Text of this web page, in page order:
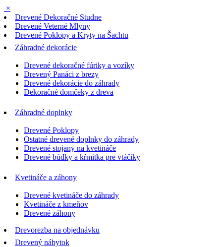
×
Drevené Dekoračné Studne
Drevené Veterné Mlyny
Drevené Poklopy a Kryty na Šachtu
Záhradné dekorácie
Drevené dekoračné fúriky a vozíky
Drevený Panáci z brezy
Drevené dekorácie do záhrady
Dekoračné domčeky z dreva
Záhradné doplnky
Drevené Poklopy
Ostatné drevené doplnky do záhrady
Drevené stojany na kvetináče
Drevené búdky a kŕmitka pre vtáčiky
Kvetináče a záhony
Drevené kvetináče do záhrady
Kvetináče z kmeňov
Drevené záhony
Drevorezba na objednávku
Drevený nábytok